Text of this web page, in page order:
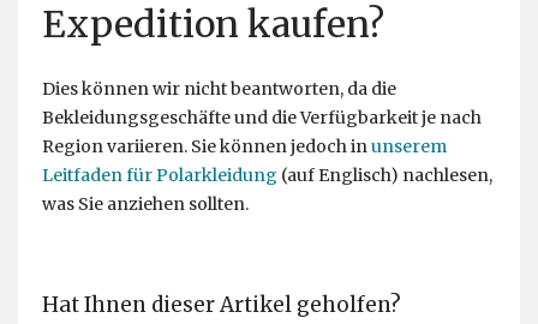
Expedition kaufen?
Dies können wir nicht beantworten, da die
Bekleidungsgeschäfte und die Verfügbarkeit je nach
Region variieren. Sie können jedoch inunserem
Leitfaden für Polarkleidung (auf Englisch) nachlesen,
was Sie anziehen sollten.
Hat Ihnen dieser Artikel geholfen?